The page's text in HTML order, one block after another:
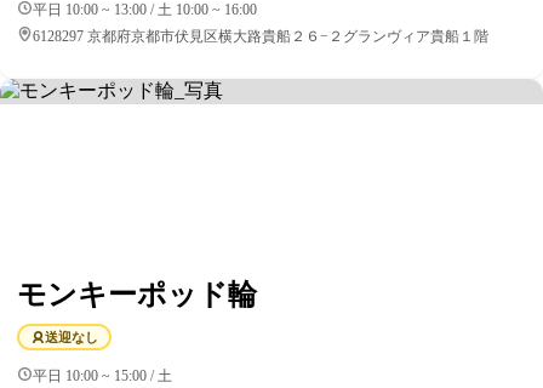
平日 10:00 ~ 13:00 / 土 10:00 ~ 16:00
6128297 京都府京都市伏見区横大路貴船２６−２グランヴィア貴船１階
モンキーポッド輪
送迎なし
平日 10:00 ~ 15:00 / 土